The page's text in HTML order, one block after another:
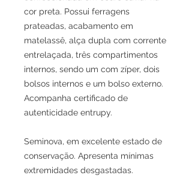
cor preta. Possui ferragens
prateadas, acabamento em
matelassê, alça dupla com corrente
entrelaçada, três compartimentos
internos, sendo um com zíper, dois
bolsos internos e um bolso externo.
Acompanha certificado de
autenticidade entrupy.
Seminova, em excelente estado de
conservação. Apresenta mínimas
extremidades desgastadas.